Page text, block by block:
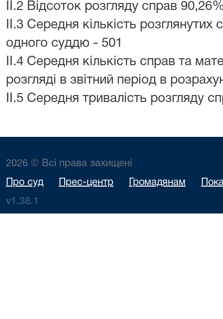
II.2 Відсоток розгляду справ
II.3 Середня кількість розглянутих
одного суддю - 501
II.4 Середня кількість справ та
розгляді в звітний період в
II.5 Середня тривалість розгляду
2026 © Всі права захищені
Про суд Прес-центр Громадянам
v1.38.1